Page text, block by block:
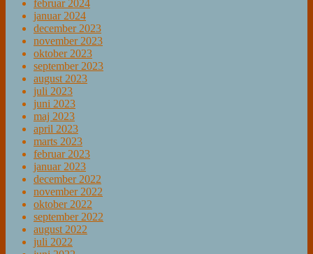
februar 2024
januar 2024
december 2023
november 2023
oktober 2023
september 2023
august 2023
juli 2023
juni 2023
maj 2023
april 2023
marts 2023
februar 2023
januar 2023
december 2022
november 2022
oktober 2022
september 2022
august 2022
juli 2022